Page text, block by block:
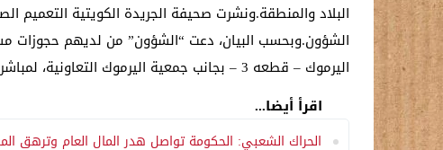
نفوق جماعي”.. تحذير من كارثة بيئية تهدد أهوار
البلاد والمنطقة.ونشرت صحيفة الجريدة الكويتية التعميم
الشؤون.وبحسب البيان، دعت “الشؤون” من لديهم حجوزات
اليرموك – قطعه 3 – بجانب جمعية اليرموك التعاونية، لمباشرة إجراءات إلغاء الحجوزات واستكمال المتطلبات ذات الصلة.
اقرأ أيضا...
الحراك الشعبي: الحكومة تواصل هدر المال العام وترهق